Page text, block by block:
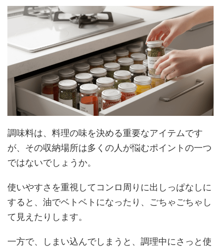
調味料は、料理の味を決める重要なアイテムです
が、その収納場所は多くの人が悩むポイントの一つ
ではないでしょうか。
使いやすさを重視してコンロ周りに出しっぱなしに
すると、油でベトベトになったり、ごちゃごちゃし
て見えたりします。
一方で、しまい込んでしまうと、調理中にさっと使